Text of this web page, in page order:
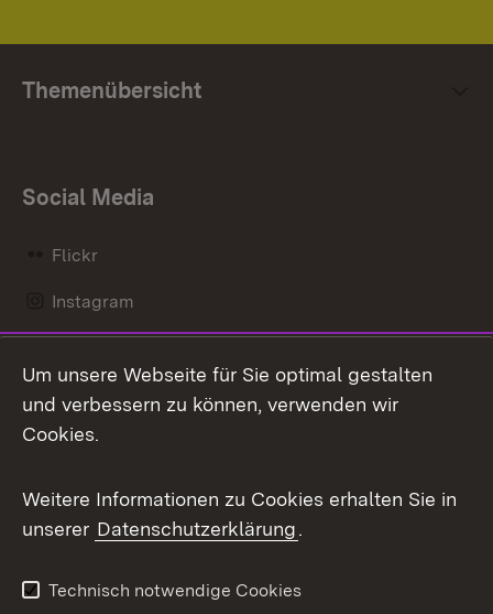
Themenübersicht
Social Media
Flickr
Instagram
Mastodon
Messenger
Social Wall
X / Twitter
Youtube
Um unsere Webseite für Sie optimal gestalten
und verbessern zu können, verwenden wir
Cookies.
Weitere Informationen zu Cookies erhalten Sie in
unserer Datenschutzerklärung.
Technisch notwendige Cookies